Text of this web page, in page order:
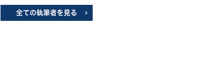
全ての執筆者を見る